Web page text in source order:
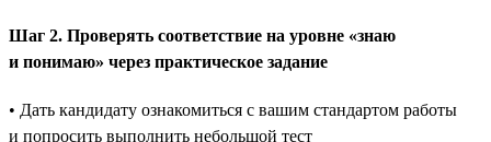
Шаг 2. Проверять соответствие на уровне «знаю
и понимаю» через практическое задание
• Дать кандидату ознакомиться с вашим стандартом работы
и попросить выполнить небольшой тест